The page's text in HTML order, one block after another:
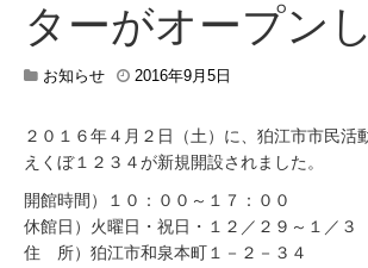
ターがオープン
お知らせ 2016年9月5日
6
年
2
月
２０１６年４月２日（土）に、狛江市市民活
えくぼ１２３４が新規開設されました。
開館時間）１０：００～１７：００
休館日）火曜日・祝日・１２／２９～１／３
住 所）狛江市和泉本町１－２－３４